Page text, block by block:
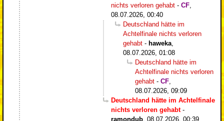
nichts verloren gehabt - CF
08.07.2026, 00:40
Deutschland hätte im
Achtelfinale nichts verloren
gehabt - haweka
08.07.2026, 01:08
Deutschland hätte im
Achtelfinale nichts verloren
gehabt - CF
08.07.2026, 09:09
Deutschland hätte im Achtelfinale
nichts verloren gehabt-
ramondub 08.07.2026, 00:39